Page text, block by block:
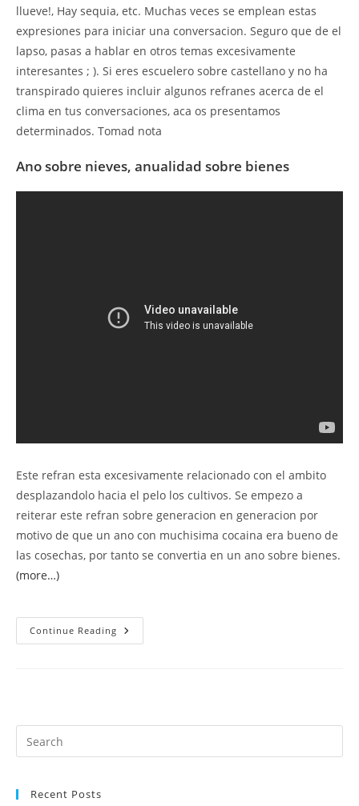
llueve!, Hay sequia, etc. Muchas veces se emplean estas
expresiones para iniciar una conversacion. Seguro que de el
lapso, pasas a hablar en otros temas excesivamente
interesantes ; ). Si eres escuelero sobre castellano y no ha
transpirado quieres incluir algunos refranes acerca de el
clima en tus conversaciones, aca os presentamos
determinados. Tomad nota
Ano sobre nieves, anualidad sobre bienes
Este refran esta excesivamente relacionado con el ambito
desplazandolo hacia el pelo los cultivos. Se empezo a
reiterar este refran sobre generacion en generacion por
motivo de que un ano con muchisima cocaina era bueno de
las cosechas, por tanto se convertia en un ano sobre bienes.
(more…)
Continue Reading Los
7
Clima
Recent Posts